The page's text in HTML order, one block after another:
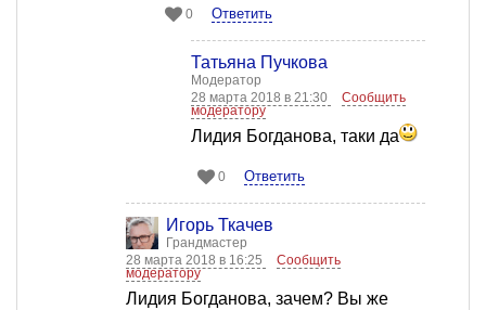
0 Ответить
Татьяна Пучкова
Модератор
28 марта 2018 в 21:30
Сообщить
модератору
Лидия Богданова, таки да
0 Ответить
Игорь Ткачев
Грандмастер
28 марта 2018 в 16:25
Сообщить
модератору
Лидия Богданова, зачем? Вы же